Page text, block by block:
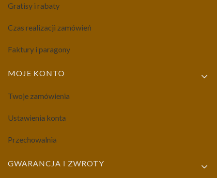
Gratisy i rabaty
Czas realizacji zamówień
Faktury i paragony
MOJE KONTO
Twoje zamówienia
Ustawienia konta
Przechowalnia
GWARANCJA I ZWROTY